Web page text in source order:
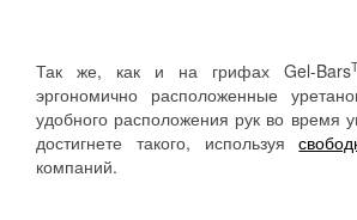
Так же, как и на грифах Gel-Bars
эргономично расположенные
удобного расположения рук во время
достигнете такого, используя
компаний.